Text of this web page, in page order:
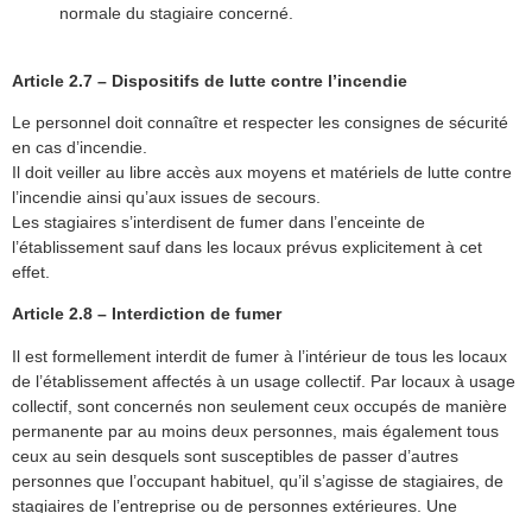
normale du stagiaire concerné.
Article 2.7 – Dispositifs de lutte contre l’incendie
Le personnel doit connaître et respecter les consignes de sécurité
en cas d’incendie.
Il doit veiller au libre accès aux moyens et matériels de lutte contre
l’incendie ainsi qu’aux issues de secours.
Les stagiaires s’interdisent de fumer dans l’enceinte de
l’établissement sauf dans les locaux prévus explicitement à cet
effet.
Article 2.8 – Interdiction de fumer
Il est formellement interdit de fumer à l’intérieur de tous les locaux
de l’établissement affectés à un usage collectif. Par locaux à usage
collectif, sont concernés non seulement ceux occupés de manière
permanente par au moins deux personnes, mais également tous
ceux au sein desquels sont susceptibles de passer d’autres
personnes que l’occupant habituel, qu’il s’agisse de stagiaires, de
stagiaires de l’entreprise ou de personnes extérieures. Une